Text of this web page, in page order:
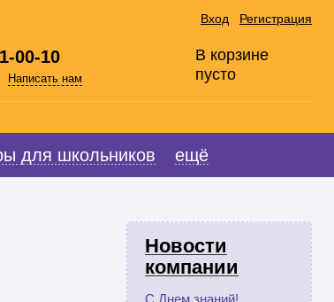
Вход Регистрация
00-10
Написать нам
В корзине
пусто
для школьников ещё
Новости
компании
С Днем знаний!